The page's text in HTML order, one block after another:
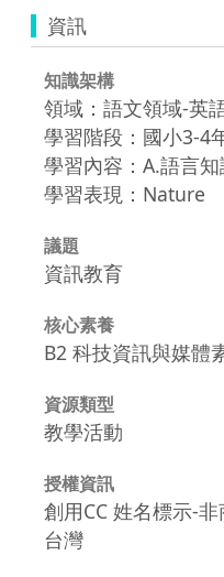
資訊
知識架構
領域：語文領域-英
學習階段：國小3-4
學習內容：A.語言
學習表現：Nature
議題
資訊教育
核心素養
B2 科技資訊與媒體
資源類型
教學活動
授權資訊
創用CC 姓名標示-
台灣